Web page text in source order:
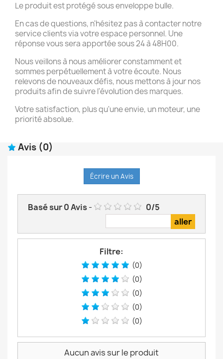
Le produit est protégé sous enveloppe bulle.
En cas de questions, n'hésitez pas à contacter notre
service clients via votre espace personnel. Une
réponse vous sera apportée sous 24 à 48H00.
Nous veillons à nous améliorer constamment et
sommes perpétuellement à votre écoute. Nous
relevons de nouveaux défis, nous mettons à jour nos
produits afin de suivre l'évolution des marques.
Votre satisfaction, plus qu'une envie, un moteur, une
priorité absolue.
Avis (0)
Écrire un Avis
Basé sur0Avis- 0/5
Filtre:
(0)
(0)
(0)
(0)
(0)
Aucun avis sur le produit